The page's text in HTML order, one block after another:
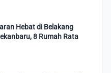
Hebat di Belakang
8 Rumah Rata